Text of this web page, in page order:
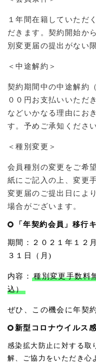
１年間在籍していただ
だきます。 契約開始か
別変更届の提出がない
＜中途解約＞
契約期間中の中途解約
００円お支払いいただ
などいかなる理由にお
す。予めご承知ください
＜種別変更＞
会員種別の変更をご希
紙にご記入の上、変更
変更届のご提出日によ
場合がございます。
「年契約会員」移行
期間：２０２１年１２
３１日（月 )
内容：種別変更手数料
込）
ぜひ、この機会に年契
新型コロナウイルス
感染拡大防止に対する取
解、ご協力をいただき心